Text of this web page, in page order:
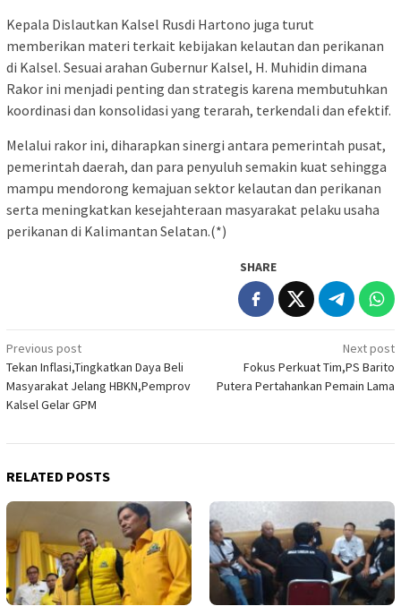
Kepala Dislautkan Kalsel Rusdi Hartono juga turut
memberikan materi terkait kebijakan kelautan dan perikanan
di Kalsel. Sesuai arahan Gubernur Kalsel, H. Muhidin dimana
Rakor ini menjadi penting dan strategis karena membutuhkan
koordinasi dan konsolidasi yang terarah, terkendali dan efektif.
Melalui rakor ini, diharapkan sinergi antara pemerintah pusat,
pemerintah daerah, dan para penyuluh semakin kuat sehingga
mampu mendorong kemajuan sektor kelautan dan perikanan
serta meningkatkan kesejahteraan masyarakat pelaku usaha
perikanan di Kalimantan Selatan.(*)
SHARE
Post
navigation
Previous post
Tekan Inflasi,Tingkatkan Daya Beli
Masyarakat Jelang HBKN,Pemprov
Kalsel Gelar GPM
Next post
Fokus Perkuat Tim,PS Barito
Putera Pertahankan Pemain Lama
RELATED POSTS